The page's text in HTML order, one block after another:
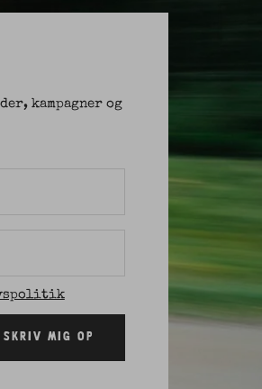
kampagner og
SKRIV MIG OP